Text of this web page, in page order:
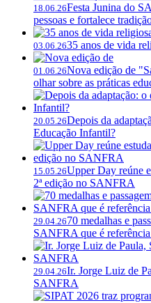
18.06.26Festa Junina do
pessoas e fortalece
03.06.2635 anos de vida
01.06.26Nova edição de
olhar sobre as práticas
20.05.26Depois da
Educação Infantil?
15.05.26Upper Day reúne
2ª edição no SANFRA
29.04.2670 medalhas e
SANFRA que é
29.04.26Ir. Jorge Luiz de
SANFRA